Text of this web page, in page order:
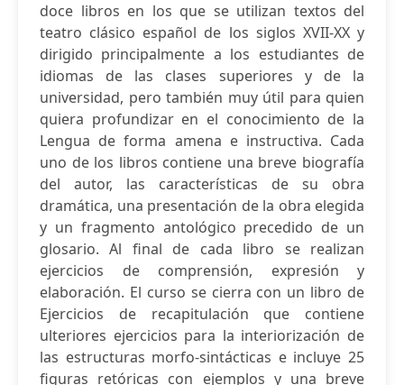
doce libros en los que se utilizan textos del
teatro clásico español de los siglos XVII-XX y
dirigido principalmente a los estudiantes de
idiomas de las clases superiores y de la
universidad, pero también muy útil para quien
quiera profundizar en el conocimiento de la
Lengua de forma amena e instructiva. Cada
uno de los libros contiene una breve biografía
del autor, las características de su obra
dramática, una presentación de la obra elegida
y un fragmento antológico precedido de un
glosario. Al final de cada libro se realizan
ejercicios de comprensión, expresión y
elaboración. El curso se cierra con un libro de
Ejercicios de recapitulación que contiene
ulteriores ejercicios para la interiorización de
las estructuras morfo-sintácticas e incluye 25
figuras retóricas con ejemplos y una breve